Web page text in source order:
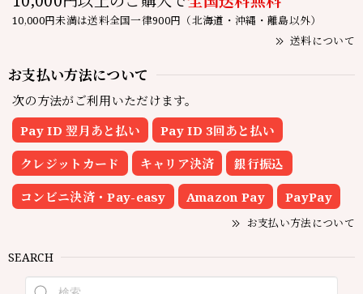
10,000円未満は送料全国一律900円（北海道・沖縄・離島以外）
送料について
お支払い方法について
次の方法がご利用いただけます。
Pay ID 翌月あと払い
Pay ID 3回あと払い
クレジットカード キャリア決済 銀行振込
コンビニ決済・Pay-easy Amazon Pay PayPay
お支払い方法について
SEARCH